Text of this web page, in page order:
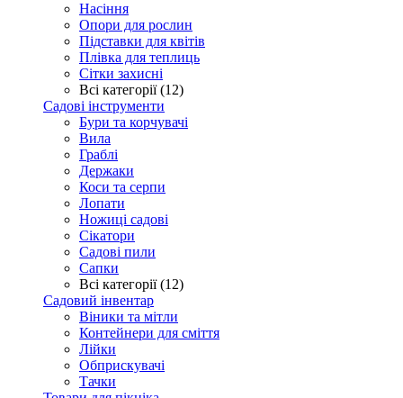
Насіння
Опори для рослин
Підставки для квітів
Плівка для теплиць
Сітки захисні
Всі категорії (12)
Садові інструменти
Бури та корчувачі
Вила
Граблі
Держаки
Коси та серпи
Лопати
Ножиці садові
Сікатори
Садові пили
Сапки
Всі категорії (12)
Садовий інвентар
Віники та мітли
Контейнери для сміття
Лійки
Обприскувачі
Тачки